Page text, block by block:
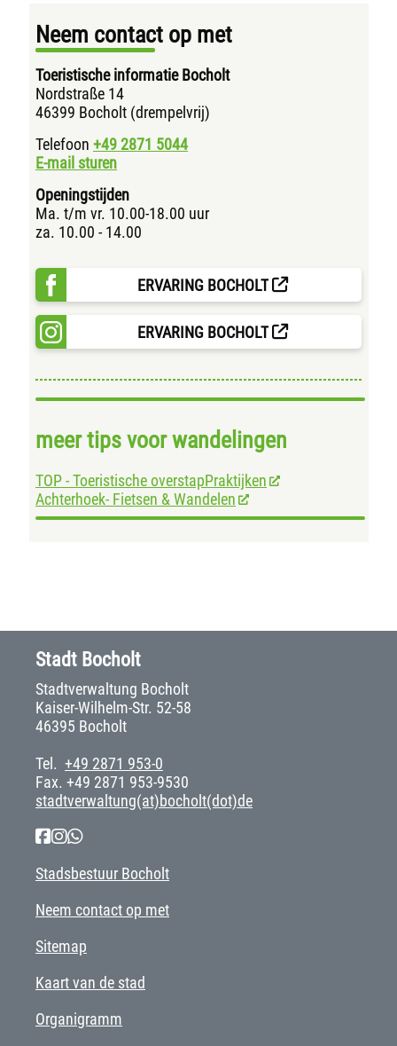
Neem contact op met
Toeristische informatie Bocholt
Nordstraße 14
46399 Bocholt (drempelvrij)
Telefoon +49 2871 5044
E-mail sturen
Openingstijden
Ma. t/m vr. 10.00-18.00 uur
za. 10.00 - 14.00
ERVARING BOCHOLT
ERVARING BOCHOLT
meer tips voor wandelingen
TOP - Toeristische overstapPraktijken
Achterhoek- Fietsen & Wandelen
Stadt Bocholt
Stadtverwaltung Bocholt
Kaiser-Wilhelm-Str. 52-58
46395 Bocholt
Tel. +49 2871 953-0
Fax. +49 2871 953-9530
stadtverwaltung(at)bocholt(dot)de
Stadsbestuur Bocholt
Neem contact op met
Sitemap
Kaart van de stad
Organigramm